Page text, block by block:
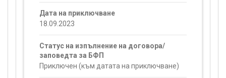
Дата на приключване
18.09.2023
Статус на изпълнение на договора/
заповедта за БФП
Приключен (към датата на приключване)